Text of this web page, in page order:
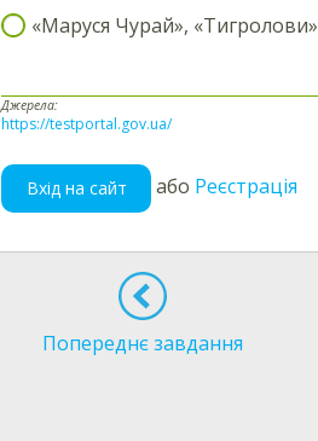
«Маруся Чурай», «Тигролови»
Джерела:
https://testportal.gov.ua/
Вхід на сайт або Реєстрація
Попереднє завдання